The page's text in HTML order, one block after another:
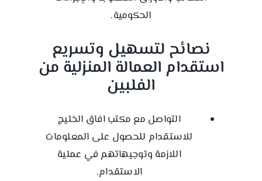
الحكومية.
نصائح لتسهيل وتسريع
استقدام العمالة المنزلية من
الفلبين
التواصل مع مكتب افاق الخليج
للاستقدام للحصول على المعلومات
اللازمة وتوجيهاتهم في عملية
الاستقدام.